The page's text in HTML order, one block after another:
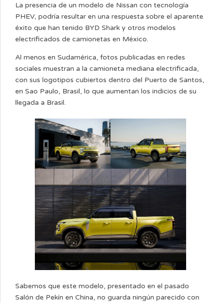
La presencia de un modelo de Nissan con tecnología
PHEV, podría resultar en una respuesta sobre el aparente
éxito que han tenido BYD Shark y otros modelos
electrificados de camionetas en México.
Al menos en Sudamérica, fotos publicadas en redes
sociales muestran a la camioneta mediana electrificada,
con sus logotipos cubiertos dentro del Puerto de Santos,
en Sao Paulo, Brasil, lo que aumentan los indicios de su
llegada a Brasil.
Sabemos que este modelo, presentado en el pasado
Salón de Pekín en China, no guarda ningún parecido con